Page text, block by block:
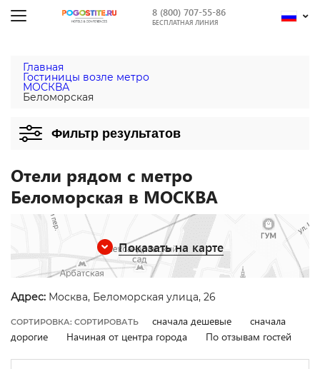
8 (800) 707-55-86
БЕСПЛАТНАЯ ЛИНИЯ
Главная
Гостиницы возле метро
МОСКВА
Беломорская
Фильтр результатов
Отели рядом с метро
Беломорская в МОСКВА
Показать на карте
Адрес: Москва, Беломорская улица, 26
СОРТИРОВКА: СОРТИРОВАТЬ сначала дешевые
сначала
дорогие
Начиная от центра города По отзывам гостей